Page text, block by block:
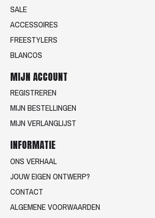
SALE
ACCESSOIRES
FREESTYLERS
BLANCOS
MIJN ACCOUNT
REGISTREREN
MIJN BESTELLINGEN
MIJN VERLANGLIJST
INFORMATIE
ONS VERHAAL
JOUW EIGEN ONTWERP?
CONTACT
ALGEMENE VOORWAARDEN